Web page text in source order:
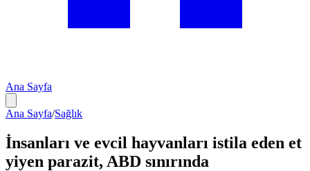
Ana Sayfa
Ana Sayfa/Sağlık
İnsanları ve evcil hayvanları istila eden et
yiyen parazit, ABD sınırında